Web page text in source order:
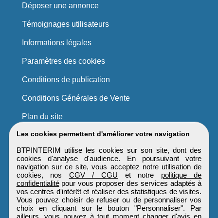
Les cookies permettent d'améliorer votre navigation
BTPINTERIM utilise les cookies sur son site, dont des
cookies d'analyse d'audience. En poursuivant votre
navigation sur ce site, vous acceptez notre utilisation de
cookies, nos CGV / CGU et notre politique de
confidentialitépour vous proposer des services adaptés à
vos centres d'intérêt et réaliser des statistiques de visites.
Vous pouvez choisir de refuser ou de personnaliser vos
choix en cliquant sur le bouton "Personnaliser". Par
ailleurs, vous pouvez à tout moment changer d'avis en
Déposer une annonce
Témoignages utilisateurs
Informations légales
Paramètres des cookies
Conditions de publication
Conditions Générales de Vente
Plan du site